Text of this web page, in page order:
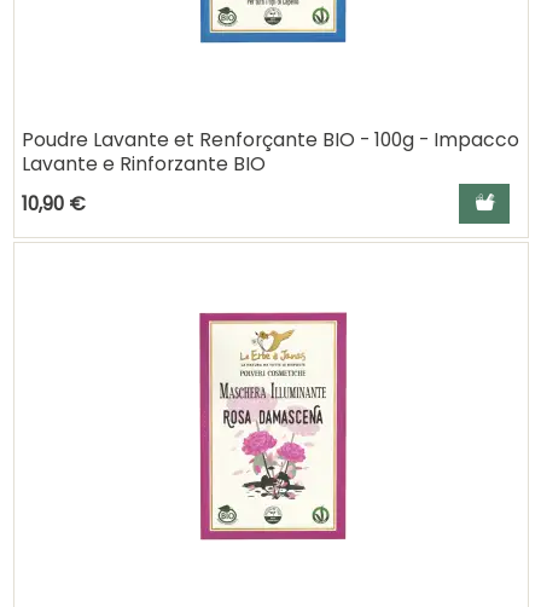
Poudre Lavante et Renforçante BIO - 100g - Impacco
Lavante e Rinforzante BIO
10,90 €
Ajouter